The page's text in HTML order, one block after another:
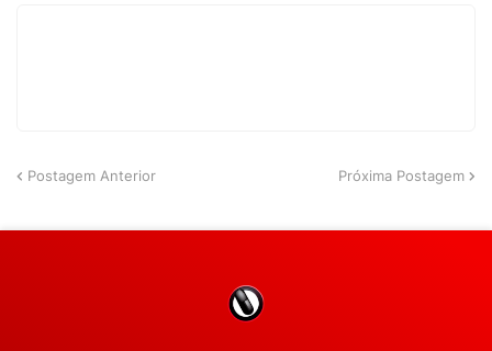
Postagem Anterior Próxima Postagem